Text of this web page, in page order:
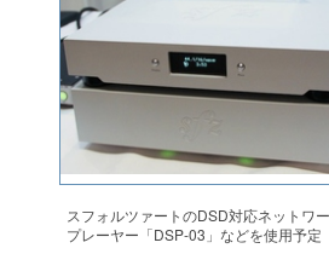
スフォルツァートのDSD対応ネットワ
プレーヤー「DSP-03」などを使用予定